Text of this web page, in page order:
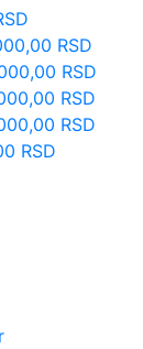
RSD
RSD
RSD
RSD
RSD